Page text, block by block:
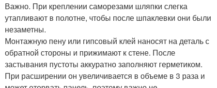
Важно. При креплении саморезами шляпки слегка
утапливают в полотне, чтобы после шпаклевки они были
незаметны.
Монтажную пену или гипсовый клей наносят на деталь с
обратной стороны и прижимают к стене. После
застывания пустоты аккуратно заполняют герметиком.
При расширении он увеличивается в объеме в 3 раза и